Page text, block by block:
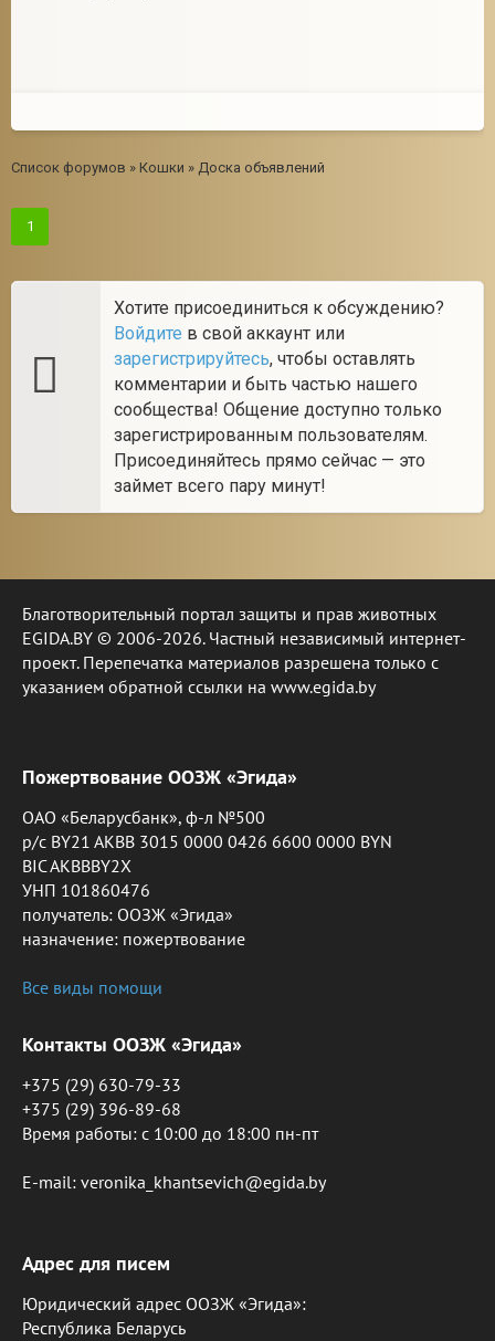
Список форумов » Кошки » Доска объявлений
1
Хотите присоединиться к обсуждению?
Войдите в свой аккаунт или
зарегистрируйтесь, чтобы оставлять
комментарии и быть частью нашего
сообщества! Общение доступно только
зарегистрированным пользователям.
Присоединяйтесь прямо сейчас — это
займет всего пару минут!
Благотворительный портал защиты и прав животных
EGIDA.BY © 2006-2026. Частный независимый интернет-
проект. Перепечатка материалов разрешена только с
указанием обратной ссылки на www.egida.by
Пожертвование ООЗЖ «Эгида»
ОАО «Беларусбанк», ф-л №500
р/с BY21 AKBB 3015 0000 0426 6600 0000 BYN
BIC AKBBBY2X
УНП 101860476
получатель: ООЗЖ «Эгида»
назначение: пожертвование
Все виды помощи
Контакты ООЗЖ «Эгида»
+375 (29) 630-79-33
+375 (29) 396-89-68
Время работы: c 10:00 до 18:00 пн-пт
E-mail: veronika_khantsevich@egida.by
Адрес для писем
Юридический адрес ООЗЖ «Эгида»:
Республика Беларусь